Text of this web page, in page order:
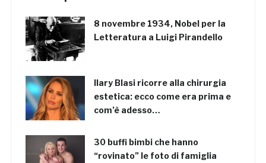
8 novembre 1934, Nobel per la
Letteratura a Luigi Pirandello
Ilary Blasi ricorre alla chirurgia
estetica: ecco come era prima e
com’è adesso…
30 buffi bimbi che hanno
“rovinato” le foto di famiglia